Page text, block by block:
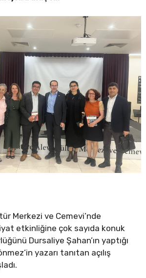
Merkezi ve Cemevi’nde
etkinliğine çok sayıda konuk
Dursaliye Şahan’ın yaptığı
yazarı tanıtan açılış